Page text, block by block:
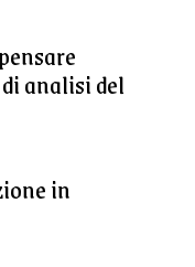
analisi del
in